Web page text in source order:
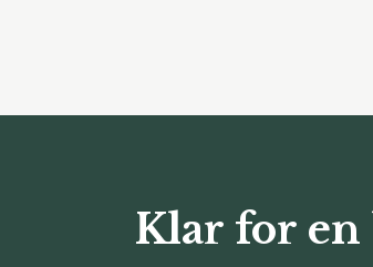
Klar for en